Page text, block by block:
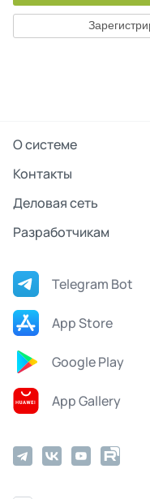
О системе
Контакты
Деловая сеть
Разработчикам
Telegram Bot
App Store
Google Play
App Gallery